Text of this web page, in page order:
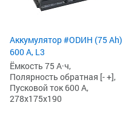
Аккумулятор #ODИH (75 Ah)
600 А, L3
Ёмкость 75 А·ч,
Полярность обратная [- +],
Пусковой ток 600 А,
278x175x190